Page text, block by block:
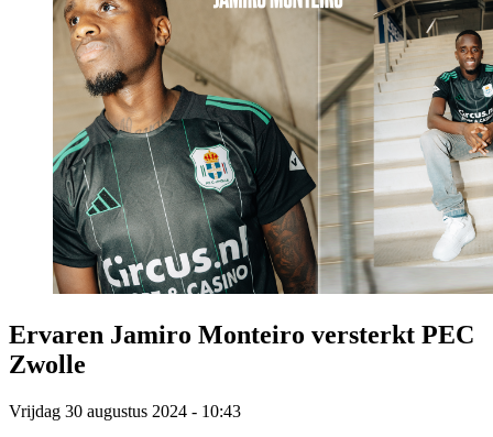
Ervaren Jamiro Monteiro versterkt PEC
Zwolle
Vrijdag 30 augustus 2024 - 10:43